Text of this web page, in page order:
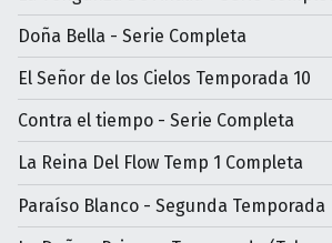
Doña Bella - Serie Completa
El Señor de los Cielos Temporada 10
Contra el tiempo - Serie Completa
La Reina Del Flow Temp 1 Completa
Paraíso Blanco - Segunda Temporada